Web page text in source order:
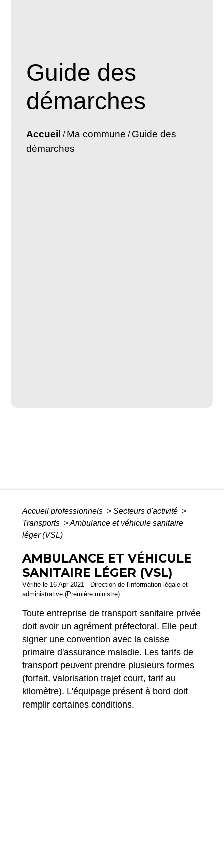
Guide des
démarches
Accueil / Ma commune / Guide des
démarches
Accueil professionnels > Secteurs d'activité >
Transports >Ambulance et véhicule sanitaire
léger (VSL)
AMBULANCE ET VÉHICULE
SANITAIRE LÉGER (VSL)
Vérifié le 16 Apr 2021 - Direction de l'information légale et
administrative (Première ministre)
Toute entreprise de transport sanitaire privée
doit avoir un agrément préfectoral. Elle peut
signer une convention avec la caisse
primaire d'assurance maladie. Les tarifs de
transport peuvent prendre plusieurs formes
(forfait, valorisation trajet court, tarif au
kilomètre). L'équipage présent à bord doit
remplir certaines conditions.